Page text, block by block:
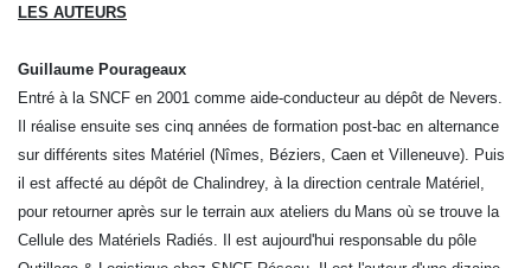
LES AUTEURS
Guillaume Pourageaux
Entré à la SNCF en 2001 comme aide-conducteur au dépôt de Nevers.
Il réalise ensuite ses cinq années de formation post-bac en alternance
sur différents sites Matériel (Nîmes, Béziers, Caen et Villeneuve). Puis
il est affecté au dépôt de Chalindrey, à la direction centrale Matériel,
pour retourner après sur le terrain aux ateliers du Mans où se trouve la
Cellule des Matériels Radiés. Il est aujourd'hui responsable du pôle